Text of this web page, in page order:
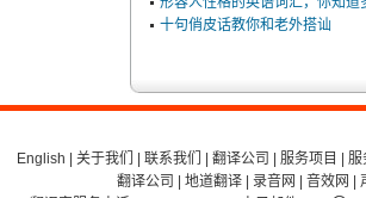
十句俏皮话教你和老外搭讪
English 关于我们 联系我们 翻译公司 服务项目
服
翻译公司
地道翻译| 录音网 音效网